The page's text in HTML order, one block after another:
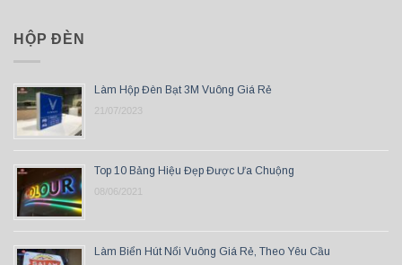
HỘP ĐÈN
Làm Hộp Đèn Bạt 3M Vuông Giá Rẻ
21/07/2023
Top 10 Bảng Hiệu Đẹp Được Ưa Chuộng
08/06/2021
Làm Biển Hút Nổi Vuông Giá Rẻ, Theo Yêu Cầu